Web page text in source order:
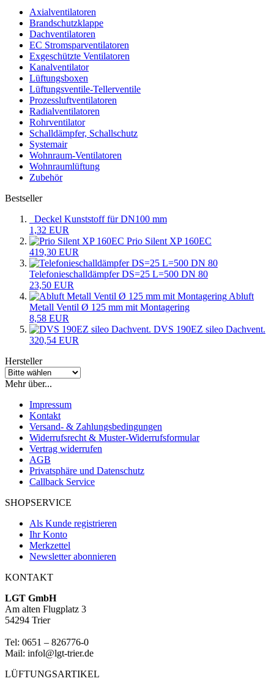
Axialventilatoren
Brandschutzklappe
Dachventilatoren
EC Stromsparventilatoren
Exgeschützte Ventilatoren
Kanalventilator
Lüftungsboxen
Lüftungsventile-Tellerventile
Prozessluftventilatoren
Radialventilatoren
Rohrventilator
Schalldämpfer, Schallschutz
Systemair
Wohnraum-Ventilatoren
Wohnraumlüftung
Zubehör
Bestseller
Deckel Kunststoff für DN100 mm
1,32 EUR
Prio Silent XP 160EC
419,30 EUR
Telefonieschalldämpfer DS=25 L=500 DN 80
23,50 EUR
Abluft
Metall Ventil Ø 125 mm mit Montagering
8,58 EUR
DVS 190EZ sileo Dachvent.
320,54 EUR
Hersteller
Mehr über...
Impressum
Kontakt
Versand- & Zahlungsbedingungen
Widerrufsrecht & Muster-Widerrufsformular
Vertrag widerrufen
AGB
Privatsphäre und Datenschutz
Callback Service
SHOPSERVICE
Als Kunde registrieren
Ihr Konto
Merkzettel
Newsletter abonnieren
KONTAKT
LGT GmbH
Am alten Flugplatz 3
54294 Trier
Tel: 0651 – 826776-0
Mail: infol@lgt-trier.de
LÜFTUNGSARTIKEL